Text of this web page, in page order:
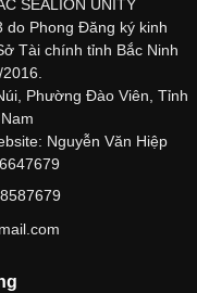
SEALION UNITY
do Phong Đăng ký kinh
Tài chính tỉnh Bắc Ninh
Phường Đào Viên, Tỉnh
Nguyễn Văn Hiệp